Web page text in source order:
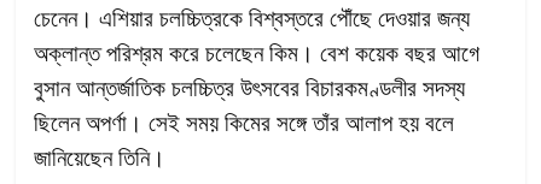
চেনেন। এশিয়ার চলচ্চিত্রকে বিশ্বস্তরে পৌঁছে দেওয়ার জন্য
অক্লান্ত পরিশ্রম করে চলেছেন কিম। বেশ কয়েক বছর আগে
বুসান আন্তর্জাতিক চলচ্চিত্র উৎসবের বিচারকমণ্ডলীর সদস্য
ছিলেন অপর্ণা। সেই সময় কিমের সঙ্গে তাঁর আলাপ হয় বলে
জানিয়েছেন তিনি।